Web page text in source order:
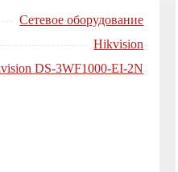
Сетевое оборудование
Hikvision
DS-3WF1000-EI-2N